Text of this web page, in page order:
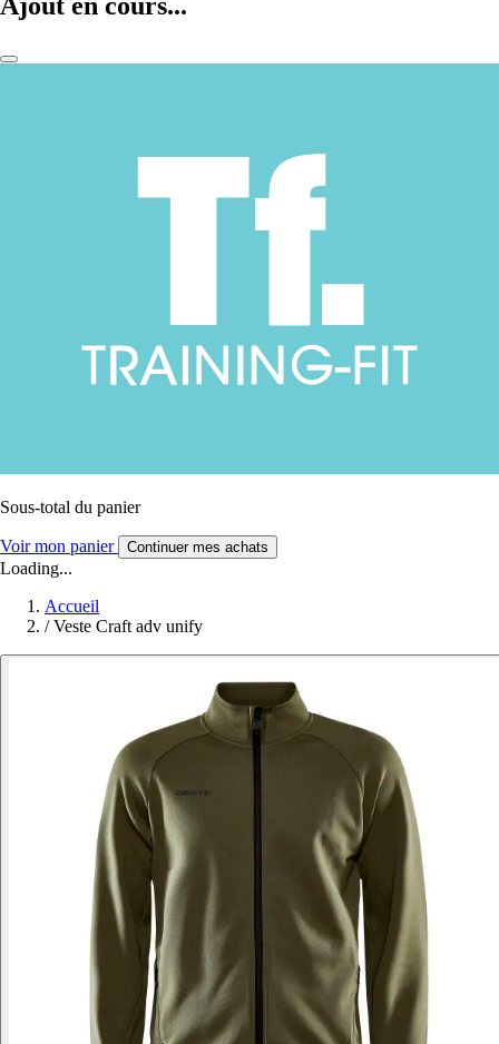
Ajout en cours...
Sous-total du panier
Voir mon panier Continuer mes achats
Loading...
Accueil
/ Veste Craft adv unify